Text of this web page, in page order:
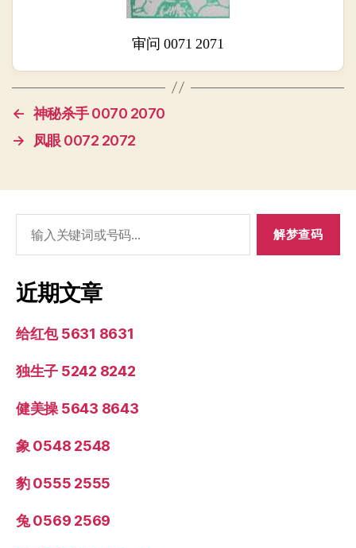
审问 0071 2071
← 神秘杀手 0070 2070
→
凤眼 0072 2072
索：
近期文章
给红包 5631 8631
独生子 5242 8242
健美操 5643 8643
象 0548 2548
豹 0555 2555
兔 0569 2569